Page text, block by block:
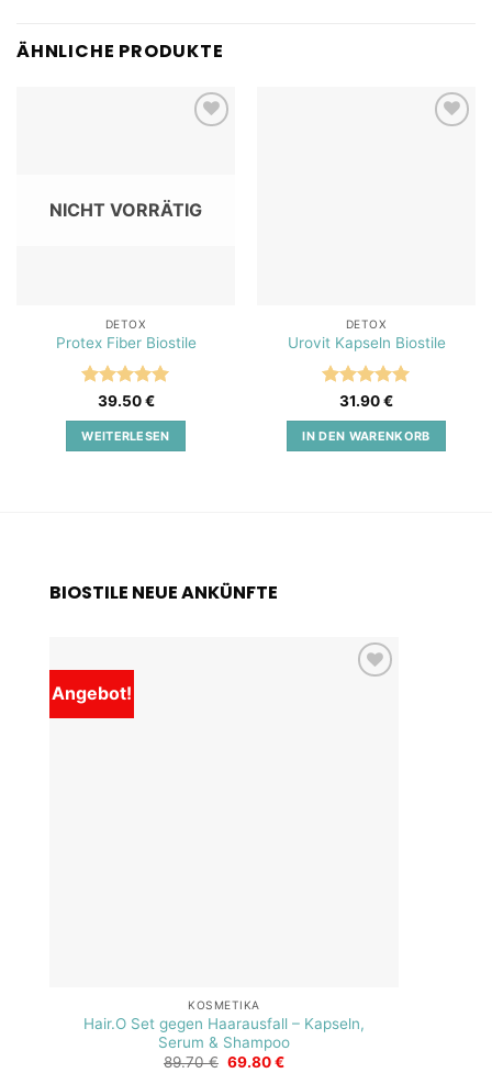
ÄHNLICHE PRODUKTE
NICHT VORRÄTIG
DETOX
Protex Fiber Biostile
Bewertet
mit5von
5
39.50€
WEITERLESEN
DETOX
Urovit Kapseln Biostile
Bewertet
mit5von
5
31.90€
IN DEN WARENKORB
BIOSTILE NEUE ANKÜNFTE
Angebot!
KOSMETIKA
Hair.O Set gegen Haarausfall – Kapseln,
Serum & Shampoo
89.70€ Ursprünglicher
69.80€Aktueller